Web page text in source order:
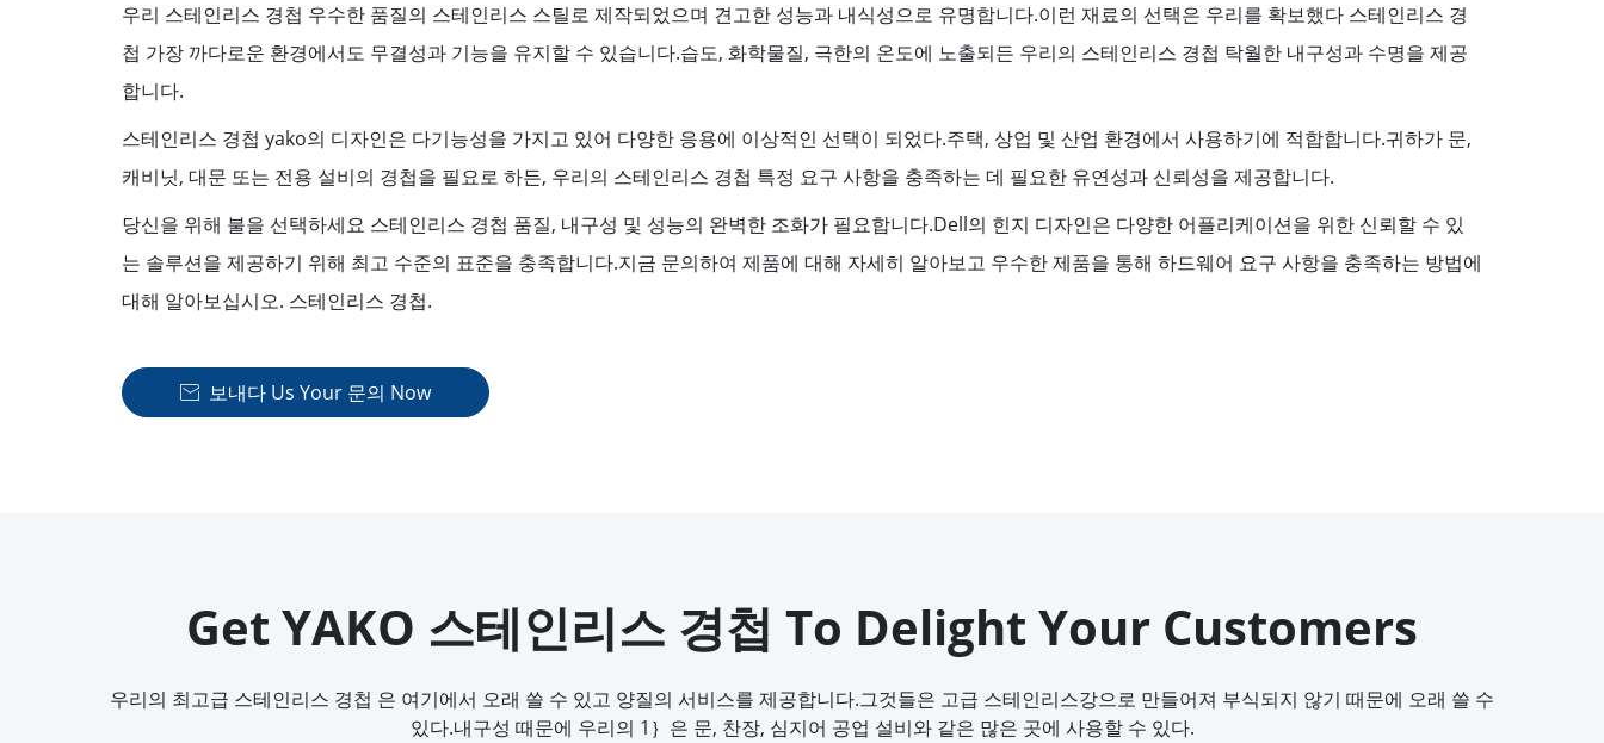
우리 스테인리스 경첩 우수한 품질의 스테인리스 스틸로 제작되었으며 견고한 성능과 내식성으로 유명합니다.이런 재료의 선택은 우리를 확보했다 스테인리스 경
첩 가장 까다로운 환경에서도 무결성과 기능을 유지할 수 있습니다.습도, 화학물질, 극한의 온도에 노출되든 우리의 스테인리스 경첩 탁월한 내구성과 수명을 제공
합니다.
스테인리스 경첩 yako의 디자인은 다기능성을 가지고 있어 다양한 응용에 이상적인 선택이 되었다.주택, 상업 및 산업 환경에서 사용하기에 적합합니다.귀하가 문,
캐비닛, 대문 또는 전용 설비의 경첩을 필요로 하든, 우리의 스테인리스 경첩 특정 요구 사항을 충족하는 데 필요한 유연성과 신뢰성을 제공합니다.
당신을 위해 불을 선택하세요 스테인리스 경첩 품질, 내구성 및 성능의 완벽한 조화가 필요합니다.Dell의 힌지 디자인은 다양한 어플리케이션을 위한 신뢰할 수 있
는 솔루션을 제공하기 위해 최고 수준의 표준을 충족합니다.지금 문의하여 제품에 대해 자세히 알아보고 우수한 제품을 통해 하드웨어 요구 사항을 충족하는 방법에
대해 알아보십시오. 스테인리스 경첩.
 보내다 Us Your 문의 Now
Get YAKO 스테인리스 경첩 To Delight Your Customers
우리의 최고급 스테인리스 경첩 은 여기에서 오래 쓸 수 있고 양질의 서비스를 제공합니다.그것들은 고급 스테인리스강으로 만들어져 부식되지 않기 때문에 오래 쓸 수
있다.내구성 때문에 우리의 1｝은 문, 찬장, 심지어 공업 설비와 같은 많은 곳에 사용할 수 있다.